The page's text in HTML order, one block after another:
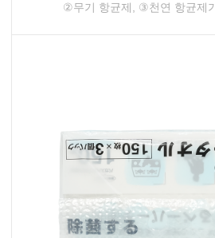
②무기 항균제, ③천연 항균제